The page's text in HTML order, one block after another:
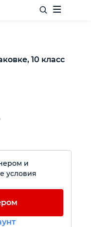
10 класс
и
условия